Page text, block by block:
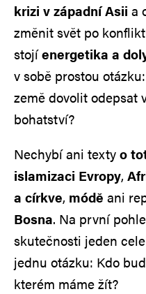
krizi v západní Asii a
změnit svět po
stojíenergetika a
v sobě prostou
země dovolit odepsat
bohatství?
Nechybí ani textyo
islamizaci Evropy,
a církve, módě ani
Bosna. Na první
skutečnosti jeden
jednu otázku: Kdo
kterém máme žít?